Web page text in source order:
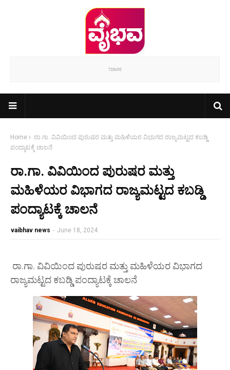
Home
ರಾ.ಗಾ. ವಿವಿಯಿಂದ ಪುರುಷರ ಮತ್ತು ಮಹಿಳೆಯರ ವಿಭಾಗದ ರಾಜ್ಯಮಟ್ಟದ ಕಬಡ್ಡಿ
ಪಂದ್ಯಾಟಕ್ಕೆ ಚಾಲನೆ
ರಾ.ಗಾ. ವಿವಿಯಿಂದ ಪುರುಷರ ಮತ್ತು
ಮಹಿಳೆಯರ ವಿಭಾಗದ ರಾಜ್ಯಮಟ್ಟದ ಕಬಡ್ಡಿ
ಪಂದ್ಯಾಟಕ್ಕೆ ಚಾಲನೆ
vaibhav news - June 18, 2024
ರಾ.ಗಾ. ವಿವಿಯಿಂದ ಪುರುಷರ ಮತ್ತು ಮಹಿಳೆಯರ ವಿಭಾಗದ
ರಾಜ್ಯಮಟ್ಟದ ಕಬಡ್ಡಿ ಪಂದ್ಯಾಟಕ್ಕೆ ಚಾಲನೆ